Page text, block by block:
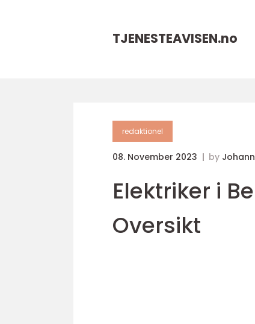
TJENESTEAVISEN.no
redaktionel
08. November 2023 by
Elektriker i
Oversikt